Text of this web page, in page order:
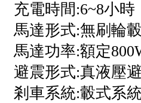
充電時間:6~8小時
馬達形式:無刷輪
馬達功率:額定
避震形式:真液壓
剎車系統:轂式系